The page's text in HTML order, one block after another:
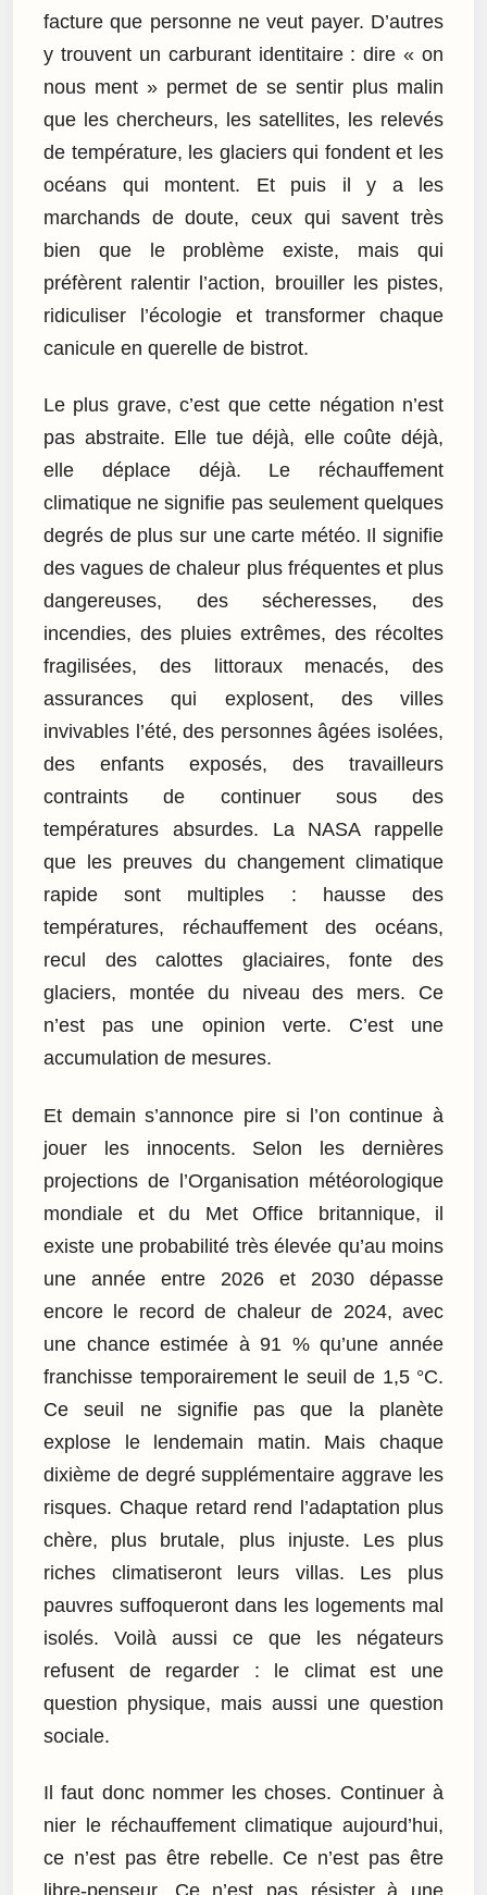
facture que personne ne veut payer. D’autres
y trouvent un carburant identitaire : dire « on
nous ment » permet de se sentir plus malin
que les chercheurs, les satellites, les relevés
de température, les glaciers qui fondent et les
océans qui montent. Et puis il y a les
marchands de doute, ceux qui savent très
bien que le problème existe, mais qui
préfèrent ralentir l’action, brouiller les pistes,
ridiculiser l’écologie et transformer chaque
canicule en querelle de bistrot.
Le plus grave, c’est que cette négation n’est
pas abstraite. Elle tue déjà, elle coûte déjà,
elle déplace déjà. Le réchauffement
climatique ne signifie pas seulement quelques
degrés de plus sur une carte météo. Il signifie
des vagues de chaleur plus fréquentes et plus
dangereuses, des sécheresses, des
incendies, des pluies extrêmes, des récoltes
fragilisées, des littoraux menacés, des
assurances qui explosent, des villes
invivables l’été, des personnes âgées isolées,
des enfants exposés, des travailleurs
contraints de continuer sous des
températures absurdes. La NASA rappelle
que les preuves du changement climatique
rapide sont multiples : hausse des
températures, réchauffement des océans,
recul des calottes glaciaires, fonte des
glaciers, montée du niveau des mers. Ce
n’est pas une opinion verte. C’est une
accumulation de mesures.
Et demain s’annonce pire si l’on continue à
jouer les innocents. Selon les dernières
projections de l’Organisation météorologique
mondiale et du Met Office britannique, il
existe une probabilité très élevée qu’au moins
une année entre 2026 et 2030 dépasse
encore le record de chaleur de 2024, avec
une chance estimée à 91 % qu’une année
franchisse temporairement le seuil de 1,5 °C.
Ce seuil ne signifie pas que la planète
explose le lendemain matin. Mais chaque
dixième de degré supplémentaire aggrave les
risques. Chaque retard rend l’adaptation plus
chère, plus brutale, plus injuste. Les plus
riches climatiseront leurs villas. Les plus
pauvres suffoqueront dans les logements mal
isolés. Voilà aussi ce que les négateurs
refusent de regarder : le climat est une
question physique, mais aussi une question
sociale.
Il faut donc nommer les choses. Continuer à
nier le réchauffement climatique aujourd’hui,
ce n’est pas être rebelle. Ce n’est pas être